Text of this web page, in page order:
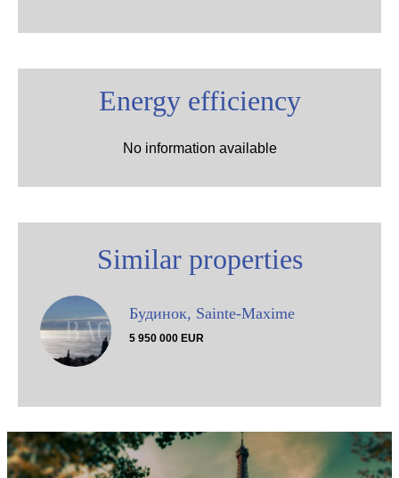
Energy efficiency
No information available
Similar properties
Будинок, Sainte-Maxime
5 950 000 EUR